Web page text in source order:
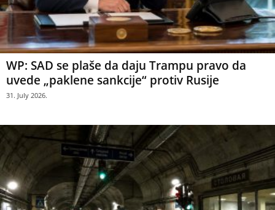
WP: SAD se plaše da daju Trampu pravo da
uvede „paklene sankcije“ protiv Rusije
31. July 2026.